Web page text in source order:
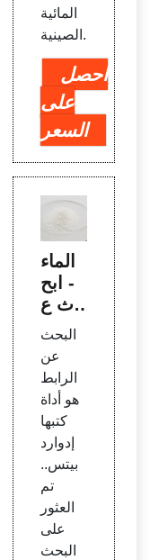
المائية
الصينية.
احصل
على
السعر
الماء
- ابح
ث ع
ن الرا
بط - إ
دوارد
بيتس
البحث
عن
الرابط
هو أداة
كتبها
إدوارد
بيتس..
تم
العثور
على
البحث